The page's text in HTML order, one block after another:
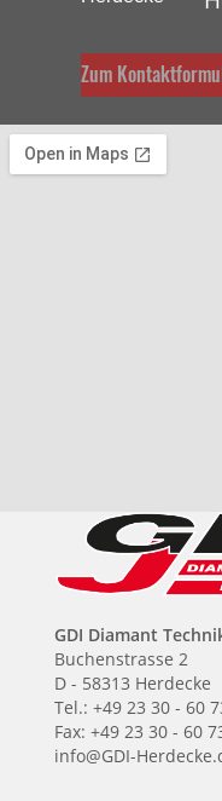
Zum
GDI Diamant
Buchenstrasse 2
D - 58313 Herdecke
Tel.: +49 23 30 - 60
Fax: +49 23 30 - 60
info@GDI-